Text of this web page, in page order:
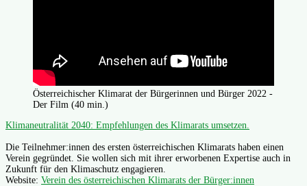
Österreichischer Klimarat der Bürgerinnen und Bürger 2022 -
Der Film (40 min.)
Klimaneutralität 2040: Empfehlungen des Klimarats umsetzen.
Die Teilnehmer:innen des ersten österreichischen Klimarats haben einen
Verein gegründet. Sie wollen sich mit ihrer erworbenen Expertise auch in
Zukunft für den Klimaschutz engagieren.
Website: Verein des österreichischen Klimarats der Bürger:innen